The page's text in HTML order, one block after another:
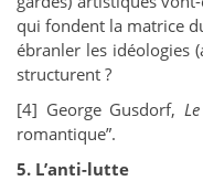
qui fondent la matrice
ébranler les idéologies
structurent ?
[4] George Gusdorf,
romantique”.
5. L’anti-lutte